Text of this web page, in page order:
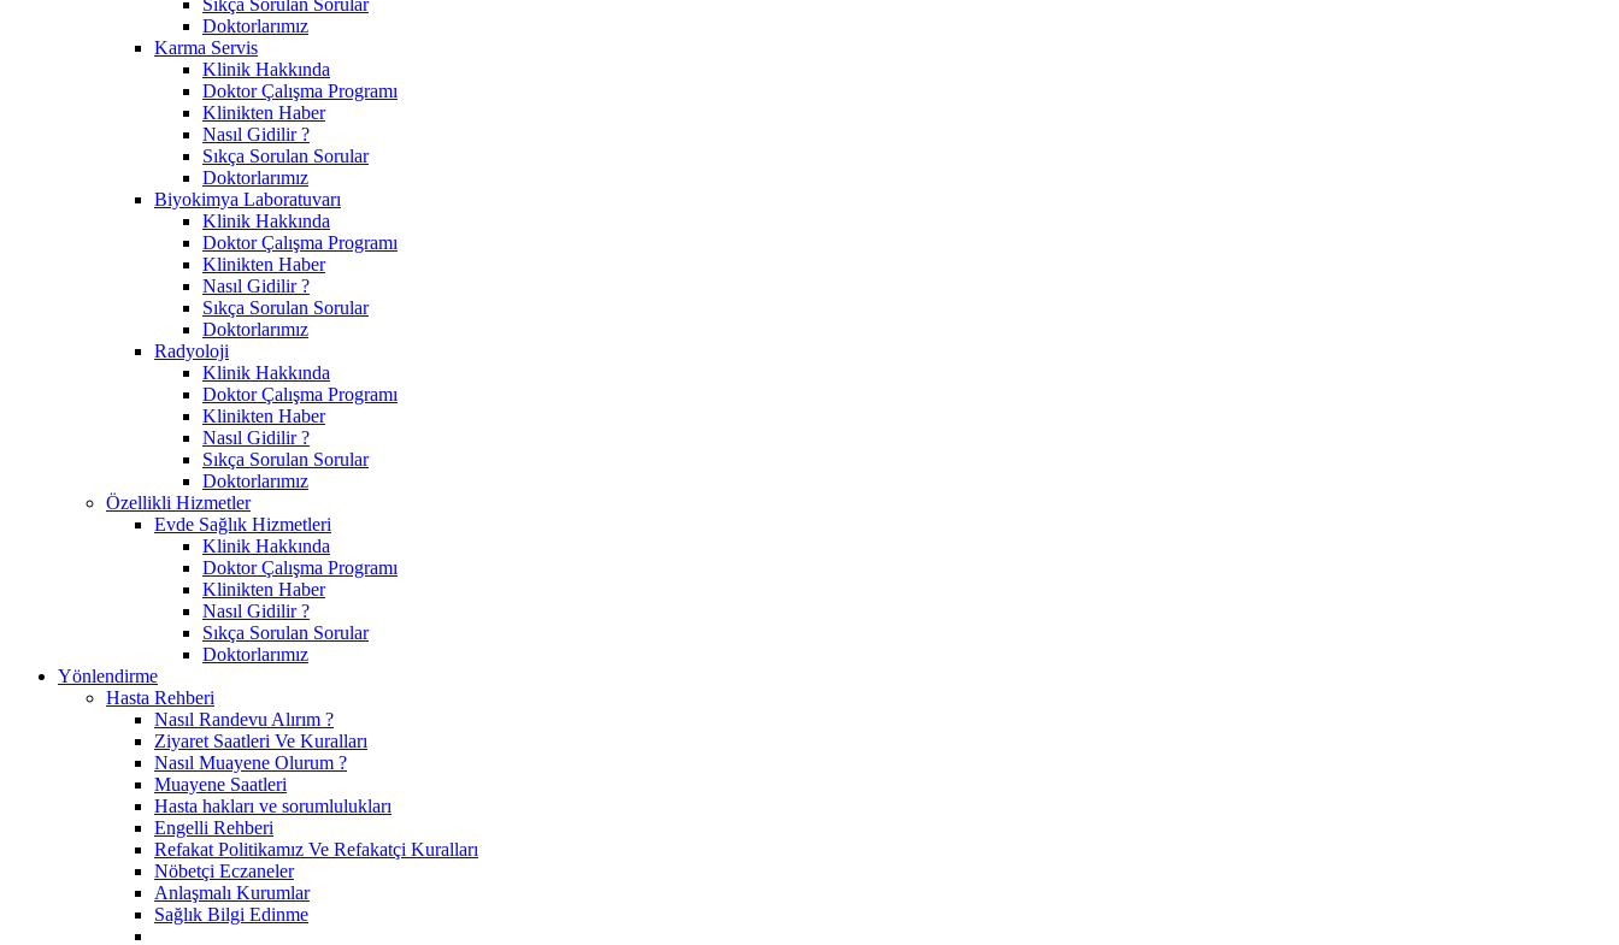
Doktorlarımız
Karma Servis
Klinik Hakkında
Doktor Çalışma Programı
Klinikten Haber
Nasıl Gidilir ?
Sıkça Sorulan Sorular
Doktorlarımız
Biyokimya Laboratuvarı
Klinik Hakkında
Doktor Çalışma Programı
Klinikten Haber
Nasıl Gidilir ?
Sıkça Sorulan Sorular
Doktorlarımız
Radyoloji
Klinik Hakkında
Doktor Çalışma Programı
Klinikten Haber
Nasıl Gidilir ?
Sıkça Sorulan Sorular
Doktorlarımız
Özellikli Hizmetler
Evde Sağlık Hizmetleri
Klinik Hakkında
Doktor Çalışma Programı
Klinikten Haber
Nasıl Gidilir ?
Sıkça Sorulan Sorular
Doktorlarımız
Yönlendirme
Hasta Rehberi
Nasıl Randevu Alırım ?
Ziyaret Saatleri Ve Kuralları
Nasıl Muayene Olurum ?
Muayene Saatleri
Hasta hakları ve sorumlulukları
Engelli Rehberi
Refakat Politikamız Ve Refakatçi Kuralları
Nöbetçi Eczaneler
Anlaşmalı Kurumlar
Sağlık Bilgi Edinme